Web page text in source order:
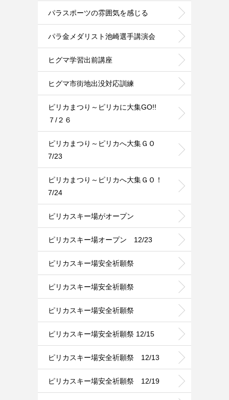
パラスポーツの雰囲気を感じる
パラ金メダリスト池崎選手講演会
ヒグマ学習出前講座
ヒグマ市街地出没対応訓練
ピリカまつり～ピリカに大集GO!!
７/２６
ピリカまつり～ピリカへ大集ＧＯ
7/23
ピリカまつり～ピリカへ大集ＧＯ！
7/24
ピリカスキー場がオープン
ピリカスキー場オープン 12/23
ピリカスキー場安全祈願祭
ピリカスキー場安全祈願祭
ピリカスキー場安全祈願祭
ピリカスキー場安全祈願祭 12/15
ピリカスキー場安全祈願祭 12/13
ピリカスキー場安全祈願祭 12/19